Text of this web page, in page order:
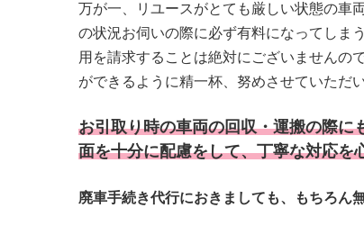
万が一、リユースがとても厳しい状態の車
の状況お伺いの際に必ず有料になってしま
用を請求することは絶対にございませんの
ができるように精一杯、努めさせていただ
お引取り時の車両の回収・運搬の際に
面を十分に配慮をして、丁寧な対応を
廃車手続き代行におきましても、もちろん